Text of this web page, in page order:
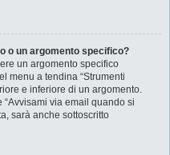
o un argomento specifico?
un argomento specifico
menu a tendina “Strumenti
e inferiore di un argomento.
via email quando si
sarà anche sottoscritto